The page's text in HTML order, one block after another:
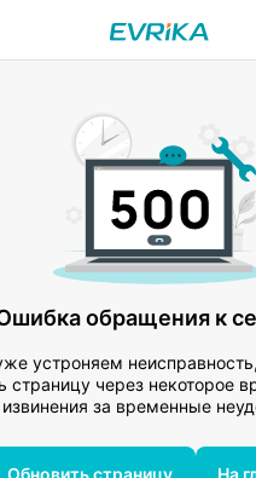
обращения к
устроняем
страницу через некоторое
извинения за временные
Обновить страницу На